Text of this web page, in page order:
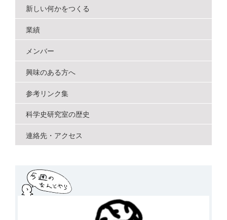
ン
新しい何かをつくる
業績
メンバー
興味のある方へ
参考リンク集
科学史研究室の歴史
連絡先・アクセス